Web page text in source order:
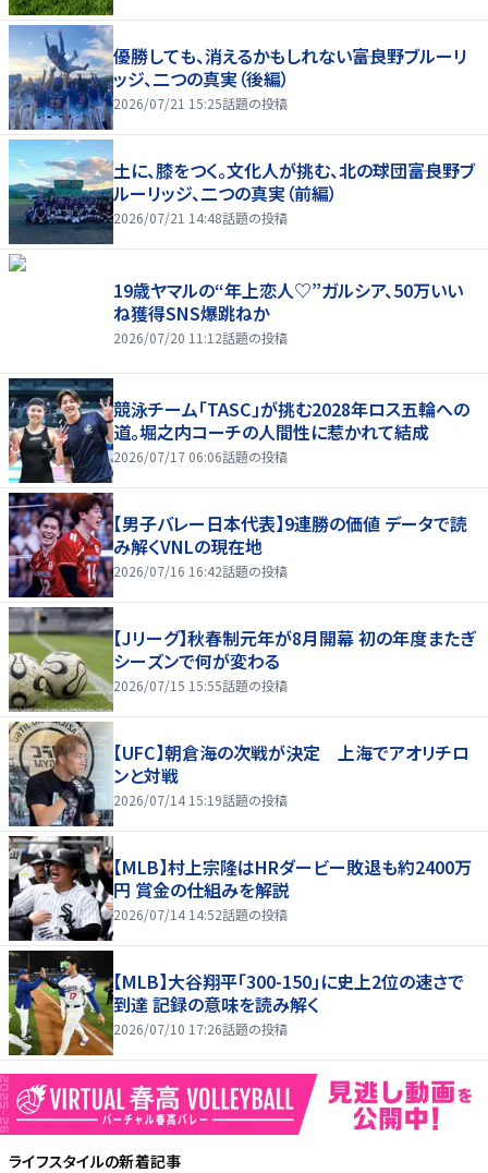
優勝しても、消えるかもしれない――富良野ブルーリ
ッジ、二つの真実（後編）
2026/07/21 15:25話題の投稿
土に、膝をつく。文化人が挑む、北の球団――富良野ブ
ルーリッジ、二つの真実（前編）
2026/07/21 14:48話題の投稿
19歳ヤマルの“年上恋人♡”ガルシア、50万いい
ね獲得SNS爆跳ねか
2026/07/20 11:12話題の投稿
競泳チーム「TASC」が挑む2028年ロス五輪への
道。堀之内コーチの人間性に惹かれて結成
2026/07/17 06:06話題の投稿
【男子バレー日本代表】9連勝の価値 データで読
み解くVNLの現在地
2026/07/16 16:42話題の投稿
【Jリーグ】秋春制元年が8月開幕 初の年度またぎ
シーズンで何が変わる
2026/07/15 15:55話題の投稿
【UFC】朝倉海の次戦が決定 上海でアオリチロ
ンと対戦
2026/07/14 15:19話題の投稿
【MLB】村上宗隆はHRダービー敗退も約2400万
円 賞金の仕組みを解説
2026/07/14 14:52話題の投稿
【MLB】大谷翔平「300-150」に史上2位の速さで
到達 記録の意味を読み解く
2026/07/10 17:26話題の投稿
ライフスタイルの新着記事